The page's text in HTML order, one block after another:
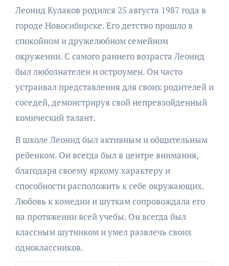
Леонид Кулаков родился 25 августа 1987 года в
городе Новосибирске. Его детство прошло в
спокойном и дружелюбном семейном
окружении. С самого раннего возраста Леонид
был любознателен и остроумен. Он часто
устраивал представления для своих родителей и
соседей, демонстрируя свой непревзойденный
комический талант.
В школе Леонид был активным и общительным
ребенком. Он всегда был в центре внимания,
благодаря своему яркому характеру и
способности расположить к себе окружающих.
Любовь к комедии и шуткам сопровождала его
на протяжении всей учебы. Он всегда был
классным шутником и умел развлечь своих
одноклассников.